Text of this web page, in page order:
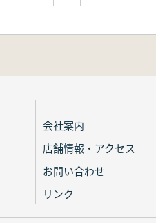
会社案内
店舗情報・アクセス
お問い合わせ
リンク